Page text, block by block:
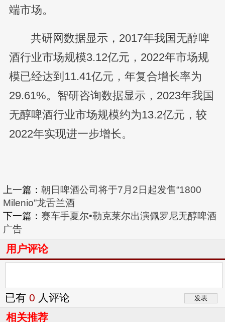
端市场。
共研网数据显示，2017年我国无醇啤
酒行业市场规模3.12亿元，2022年市场规
模已经达到11.41亿元，年复合增长率为
29.61%。智研咨询数据显示，2023年我国
无醇啤酒行业市场规模约为13.2亿元，较
2022年实现进一步增长。
上一篇： 朝日啤酒公司将于7月2日起发售“1800
Milenio”龙舌兰酒
下一篇： 赛车手夏尔•勒克莱尔出演佩罗尼无醇啤酒
广告
用户评论
已有 0 人评论
相关推荐